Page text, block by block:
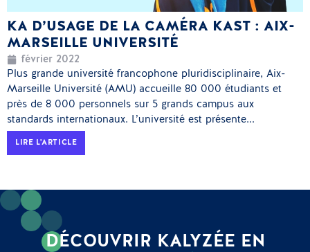
KA D’USAGE DE LA CAMÉRA KAST : AIX-
MARSEILLE UNIVERSITÉ
février 2022
Plus grande université francophone pluridisciplinaire, Aix-
Marseille Université (AMU) accueille 80 000 étudiants et
près de 8 000 personnels sur 5 grands campus aux
standards internationaux. L’université est présente...
LIRE L'ARTICLE
DÉCOUVRIR KALYZÉE EN